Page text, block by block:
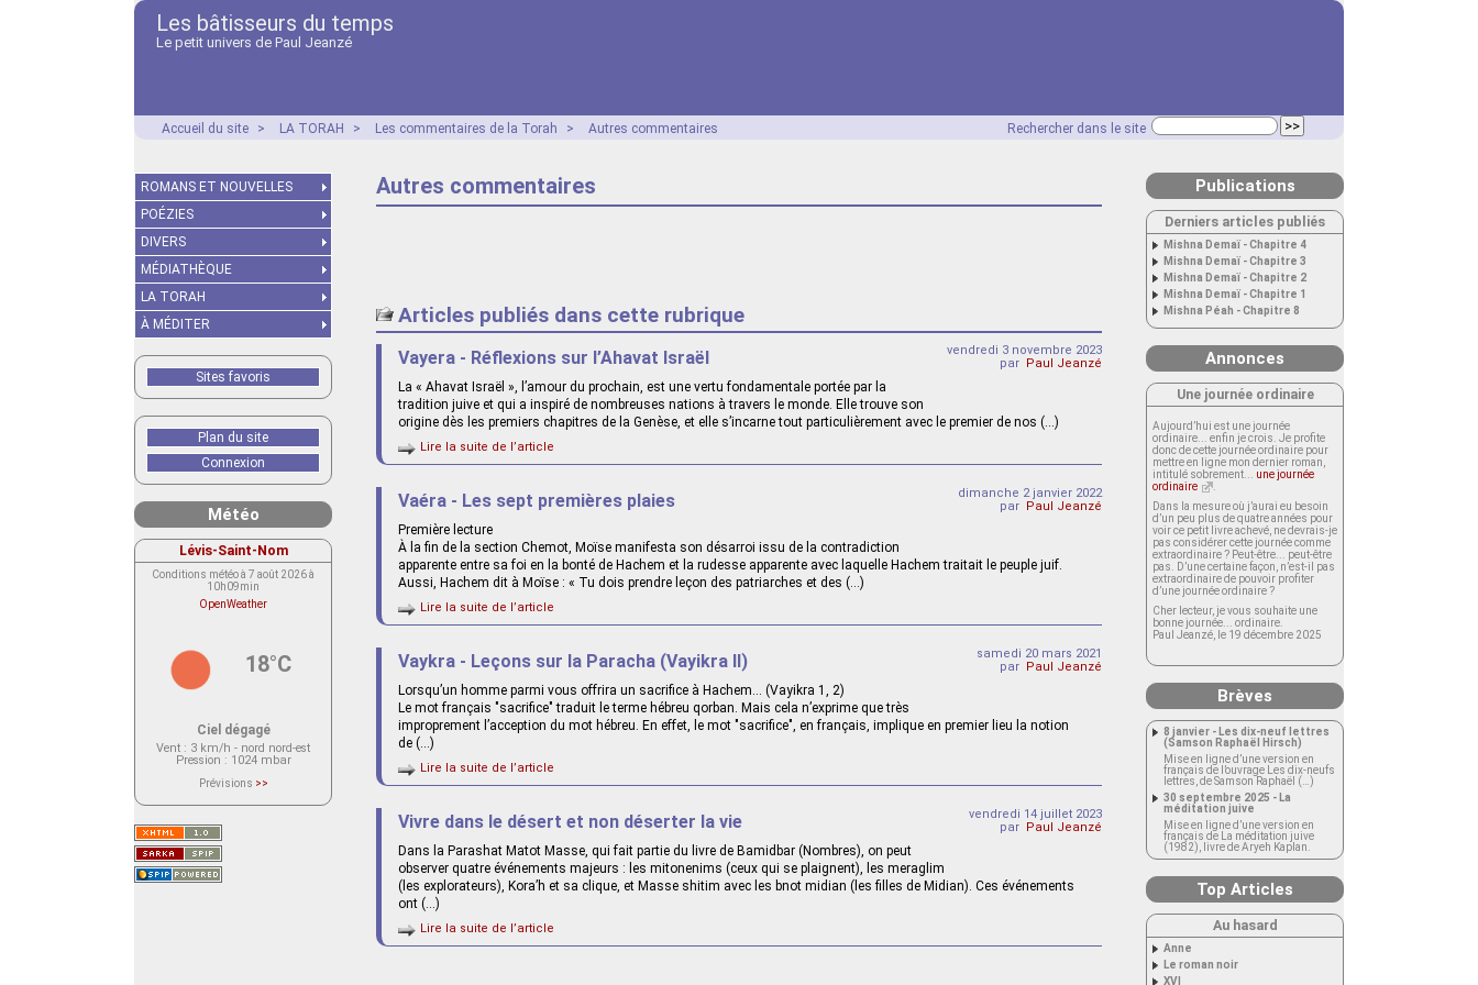
Les bâtisseurs du temps
Le petit univers de Paul Jeanzé
Rechercher dans le site
Accueil du site > LA TORAH > Les commentaires de la Torah > Autres commentaires
Autres commentaires
Articles publiés dans cette rubrique
vendredi 3 novembre 2023
par Paul Jeanzé
Vayera - Réflexions sur l’Ahavat Israël
La « Ahavat Israël », l’amour du prochain, est une vertu fondamentale portée par la
tradition juive et qui a inspiré de nombreuses nations à travers le monde. Elle trouve son
origine dès les premiers chapitres de la Genèse, et elle s’incarne tout particulièrement avec le premier de nos (…)
Lire la suite de l’article
dimanche 2 janvier 2022
par Paul Jeanzé
Vaéra - Les sept premières plaies
Première lecture
À la fin de la section Chemot, Moïse manifesta son désarroi issu de la contradiction
apparente entre sa foi en la bonté de Hachem et la rudesse apparente avec laquelle Hachem traitait le peuple juif.
Aussi, Hachem dit à Moïse : « Tu dois prendre leçon des patriarches et des (…)
Lire la suite de l’article
samedi 20 mars 2021
par Paul Jeanzé
Vaykra - Leçons sur la Paracha (Vayikra II)
Lorsqu’un homme parmi vous offrira un sacrifice à Hachem... (Vayikra 1, 2)
Le mot français "sacrifice" traduit le terme hébreu qorban. Mais cela n’exprime que très
improprement l’acception du mot hébreu. En effet, le mot "sacrifice", en français, implique en premier lieu la notion
de (…)
Lire la suite de l’article
vendredi 14 juillet 2023
par Paul Jeanzé
Vivre dans le désert et non déserter la vie
Dans la Parashat Matot Masse, qui fait partie du livre de Bamidbar (Nombres), on peut
observer quatre événements majeurs : les mitonenims (ceux qui se plaignent), les meraglim
(les explorateurs), Kora’h et sa clique, et Masse shitim avec les bnot midian (les filles de Midian). Ces événements
ont (…)
Lire la suite de l’article
ROMANS ET NOUVELLES
POÉZIES
DIVERS
MÉDIATHÈQUE
LA TORAH
À MÉDITER
Sites favoris
Plan du site
Connexion
Météo
Lévis-Saint-Nom
Conditions météo à 7 août 2026 à
10h09min
OpenWeather
18°C
Ciel dégagé
Vent : 3 km/h - nord nord-est
Pression : 1024 mbar
Prévisions >>
actuellement aucune prévision
Saint-Nom.
Veuillez consulter le message du
service ci-dessous.
(401 - Invalid API key. Please see
https://openweathermap.org/faq#error401
Publications
Derniers articles publiés
Mishna Demaï - Chapitre 4
Mishna Demaï - Chapitre 3
Mishna Demaï - Chapitre 2
Mishna Demaï - Chapitre 1
Mishna Péah - Chapitre 8
Annonces
Une journée ordinaire
Aujourd’hui est une journée
ordinaire... enfin je crois. Je profite
donc de cette journée ordinaire pour
mettre en ligne mon dernier roman,
intitulé sobrement... une journée
ordinaire
Dans la mesure où j’aurai eu besoin
d’un peu plus de quatre années pour
voir ce petit livre achevé, ne devrais-je
pas considérer cette journée comme
extraordinaire ? Peut-être... peut-être
pas. D’une certaine façon, n’est-il pas
extraordinaire de pouvoir profiter
d’une journée ordinaire ?
Cher lecteur, je vous souhaite une
bonne journée... ordinaire.
Paul Jeanzé, le 19 décembre 2025
Brèves
8 janvier - Les dix-neuf lettres
(Samson Raphaël Hirsch)
Mise en ligne d’une version en
français de l’ouvrage Les dix-neufs
lettres, de Samson Raphaël (…)
30 septembre 2025 - La
méditation juive
Mise en ligne d’une version en
français de La méditation juive
(1982), livre de Aryeh Kaplan.
Top Articles
Au hasard
Anne
Le roman noir
XVI